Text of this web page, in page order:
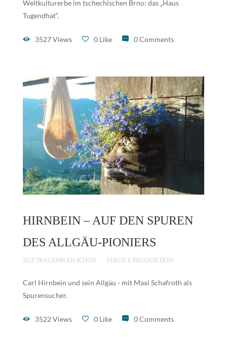
Weltkulturerbe im tschechischen Brno: das „Haus
Tugendhat“.
3527 Views 0 Like 0 Comments
HIRNBEIN – AUF DEN SPUREN
DES ALLGÄU-PIONIERS
AUFTRAGSPRODUKTION SERVICE PRODUKTION
Carl Hirnbein und sein Allgäu - mit Maxi Schafroth als
Spurensucher.
3522 Views 0 Like 0 Comments